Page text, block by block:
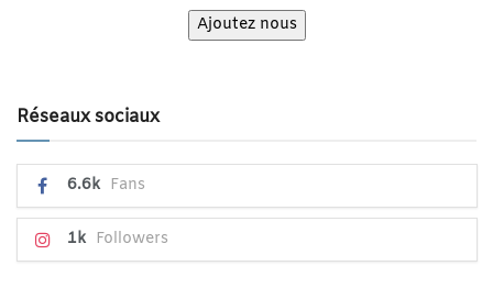
Ajoutez nous
Réseaux sociaux
6.6k Fans
1k Followers